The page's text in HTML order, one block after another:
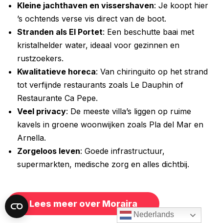
Nederlands
Kleine jachthaven en vissershaven: Je koopt hier
’s ochtends verse vis direct van de boot.
Stranden als El Portet: Een beschutte baai met
kristalhelder water, ideaal voor gezinnen en
rustzoekers.
Kwalitatieve horeca: Van chiringuito op het strand
tot verfijnde restaurants zoals Le Dauphin of
Restaurante Ca Pepe.
Veel privacy: De meeste villa’s liggen op ruime
kavels in groene woonwijken zoals Pla del Mar en
Arnella.
Zorgeloos leven: Goede infrastructuur,
supermarkten, medische zorg en alles dichtbij.
Lees meer over Moraira